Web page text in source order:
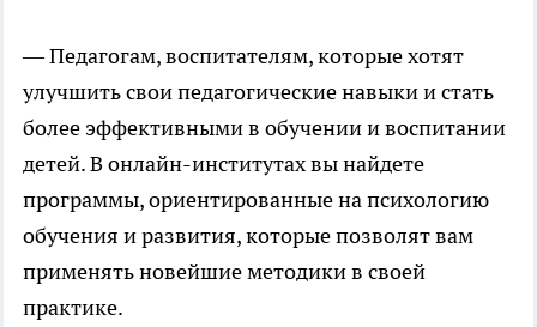
— Педагогам, воспитателям, которые хотят
улучшить свои педагогические навыки и стать
более эффективными в обучении и воспитании
детей. В онлайн-институтах вы найдете
программы, ориентированные на психологию
обучения и развития, которые позволят вам
применять новейшие методики в своей
практике.